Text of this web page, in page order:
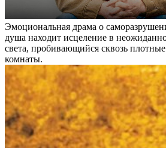
Эмоциональная драма о
душа находит исцеление в
света, пробивающийся сквозь
комнаты.